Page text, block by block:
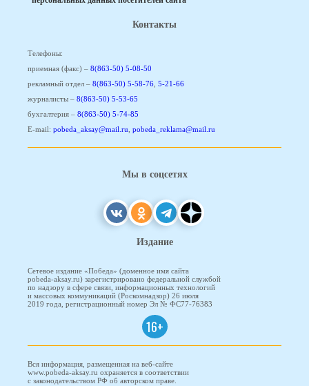
Контакты
Телефоны:
приемная (факс) – 8(863-50) 5-08-50
рекламный отдел – 8(863-50) 5-58-76, 5-21-66
журналисты – 8(863-50) 5-53-65
бухгалтерия – 8(863-50) 5-74-85
E-mail: pobeda_aksay@mail.ru, pobeda_reklama@mail.ru
Мы в соцсетях
Издание
Сетевое издание «Победа» (доменное имя сайта
pobeda-aksay.ru) зарегистрировано федеральной службой
по надзору в сфере связи, информационных технологий
и массовых коммуникаций (Роскомнадзор) 26 июля
2019 года, регистрационный номер Эл № ФС77-76383
16+
Вся информация, размещенная на веб-сайте
www.pobeda-aksay.ru охраняется в соответствии
с законодательством РФ об авторском праве.